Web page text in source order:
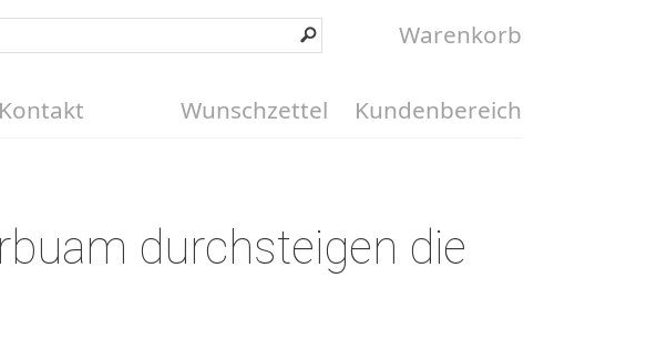
Warenkorb
Kundenbereich
Wunschzettel
durchsteigen die